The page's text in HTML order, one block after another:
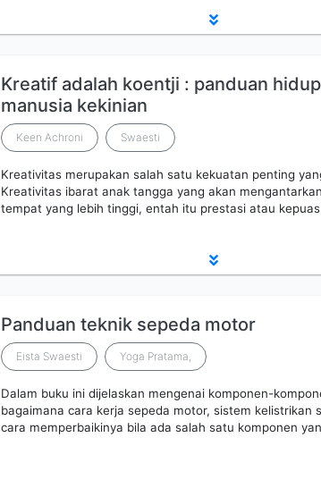
Kreatif adalah koentji : panduan
manusia kekinian
Keen Achroni Swaesti
Kreativitas merupakan salah satu kekuatan penting
Kreativitas ibarat anak tangga yang akan
tempat yang lebih tinggi, entah itu prestasi atau
Panduan teknik sepeda motor
Eista Swaesti Yoga Pratama,
Dalam buku ini dijelaskan mengenai komponen-
bagaimana cara kerja sepeda motor, sistem kelistrikan
cara memperbaikinya bila ada salah satu komponen